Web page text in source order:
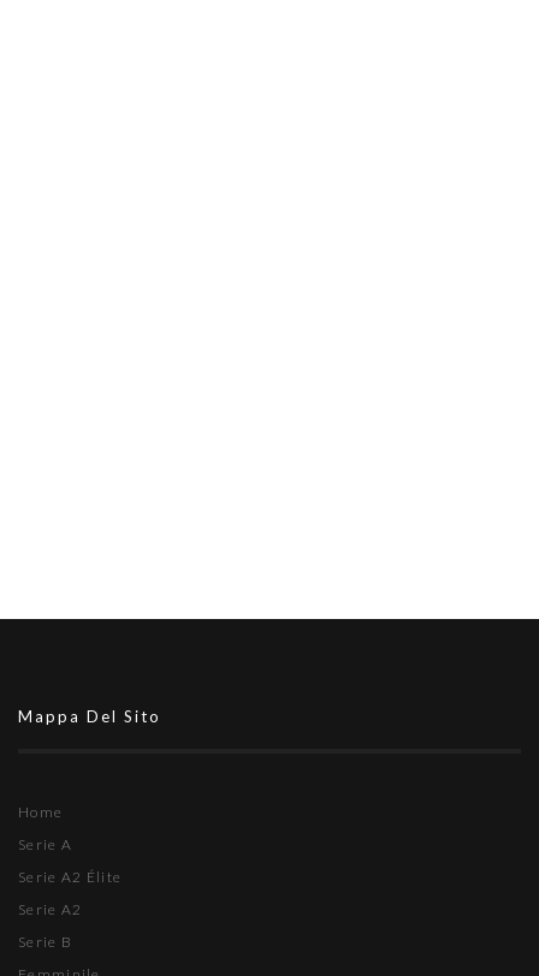
Mappa Del Sito
Home
Serie A
Serie A2 Élite
Serie A2
Serie B